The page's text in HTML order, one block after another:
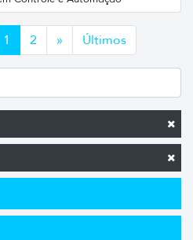
1 2 »Siguiente
Últimos